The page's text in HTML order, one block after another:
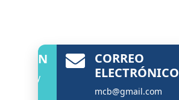
y
CORREO
ELECTRÓNICO
mcb@gmail.com